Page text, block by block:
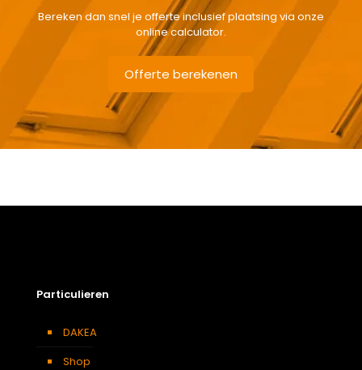
Bereken dan snel je offerte inclusief plaatsing via onze
online calculator.
Offerte berekenen
Kleur :
Verduisterend
gordijn
Particulieren
DAKEA
Shop